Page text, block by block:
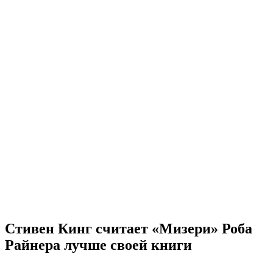
Стивен Кинг считает «Мизери» Роба
Райнера лучше своей книги